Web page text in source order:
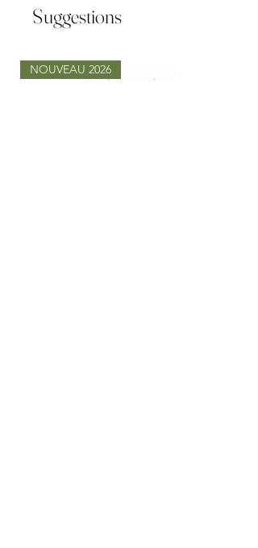
Assise : Velours Bleu
Dimensions :
Hauteur d’assise : 75 cm
Largeur : 45 cm
Suggestions
NOUVEAU 2026